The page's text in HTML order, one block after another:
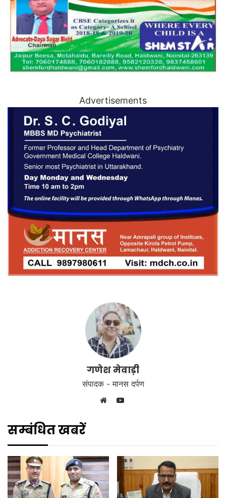
Advertisements
गणेश मेवाड़ी
संपादक - मानस दर्पण
YouTube
सम्बंधित खबरें